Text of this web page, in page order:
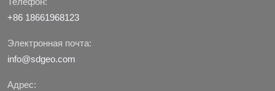
+86 18661968123
Электронная почта:
info@sdgeo.com
Адрес: